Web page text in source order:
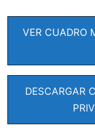
VER CUADRO
DESCARGAR